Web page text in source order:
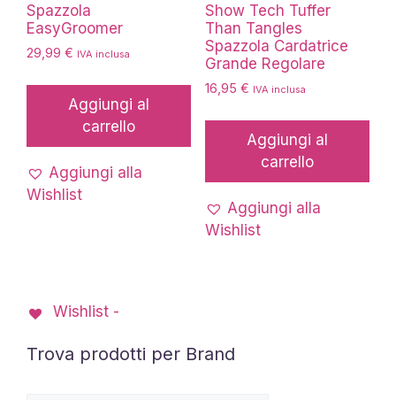
Spazzola
EasyGroomer
29,99 € IVA inclusa
Aggiungi al
carrello
Aggiungi alla
Wishlist
Show Tech Tuffer
Than Tangles
Spazzola Cardatrice
Grande Regolare
16,95 € IVA inclusa
Aggiungi al
carrello
Aggiungi alla
Wishlist
Wishlist -
Trova prodotti per Brand